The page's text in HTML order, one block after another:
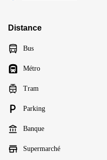
Distance
Bus
Métro
Tram
Parking
Banque
Supermarché